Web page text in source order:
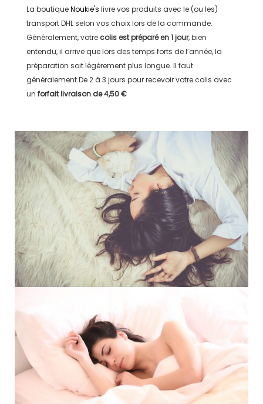
La boutiqueNoukie's livre vos produits avec le (ou les)
transportDHLselon vos choix lors de la commande.
Généralement, votre colis est préparé en1 jour, bien
entendu, il arrive que lors des temps forts de l’année, la
préparation soit légérement plus longue. Il faut
généralementDe 2 à 3 jours pour recevoir votre colis avec
un forfait livraison de4,50 €